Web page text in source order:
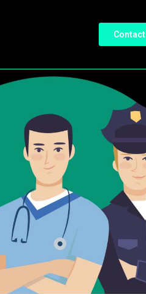
Contact